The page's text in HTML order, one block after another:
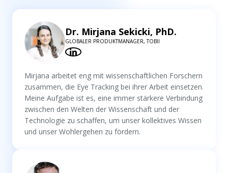
Dr. Mirjana Sekicki, PhD.
GLOBALER PRODUKTMANAGER, TOBII
Mirjana arbeitet eng mit wissenschaftlichen Forschern
zusammen, die Eye Tracking bei ihrer Arbeit einsetzen.
Meine Aufgabe ist es, eine immer stärkere Verbindung
zwischen den Welten der Wissenschaft und der
Technologie zu schaffen, um unser kollektives Wissen
und unser Wohlergehen zu fördern.